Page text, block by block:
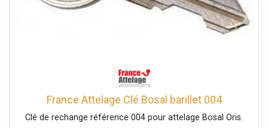
France Attelage Clé Bosal barillet 004
Clé de rechange référence 004 pour attelage Bosal Oris.